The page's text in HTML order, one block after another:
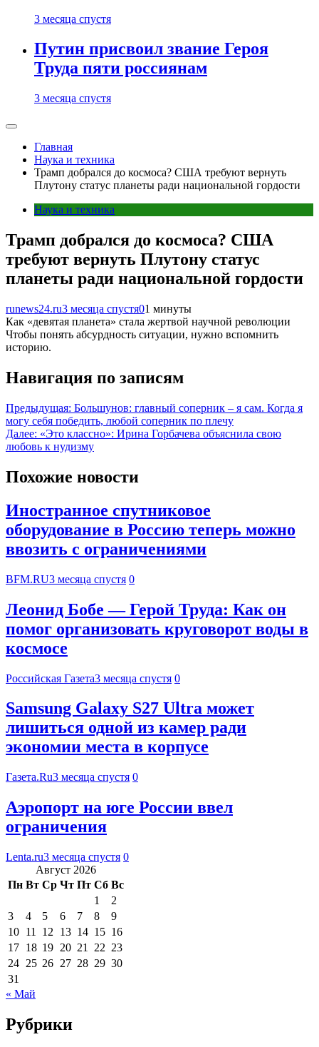
3 месяца спустя
Путин присвоил звание Героя
Труда пяти россиянам
3 месяца спустя
Главная
Наука и техника
Трамп добрался до космоса? США требуют вернуть
Плутону статус планеты ради национальной гордости
Наука и техника
Трамп добрался до космоса? США
требуют вернуть Плутону статус
планеты ради национальной гордости
runews24.ru3 месяца спустя01 минуты
Как «девятая планета» стала жертвой научной революции
Чтобы понять абсурдность ситуации, нужно вспомнить
историю.
Навигация по записям
Предыдущая: Большунов: главный соперник – я сам. Когда я
могу себя победить, любой соперник по плечу
Далее: «Это классно»: Ирина Горбачева объяснила свою
любовь к нудизму
Похожие новости
Иностранное спутниковое
оборудование в Россию теперь можно
ввозить с ограничениями
BFM.RU3 месяца спустя 0
Леонид Бобе — Герой Труда: Как он
помог организовать круговорот воды в
космосе
Российская Газета3 месяца спустя 0
Samsung Galaxy S27 Ultra может
лишиться одной из камер ради
экономии места в корпусе
Газета.Ru3 месяца спустя 0
Аэропорт на юге России ввел
ограничения
Lenta.ru3 месяца спустя 0
Август 2026
Пн Вт Ср Чт Пт Сб Вс
1
2
3
4 5 6 7 8
9
10 11 12 13 14 15 16
17 18 19 20 21 22 23
24 25 26 27 28 29 30
31
« Май
Рубрики